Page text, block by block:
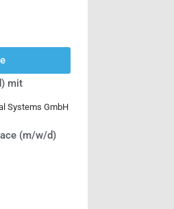
mit
Systems GmbH
(m/w/d)